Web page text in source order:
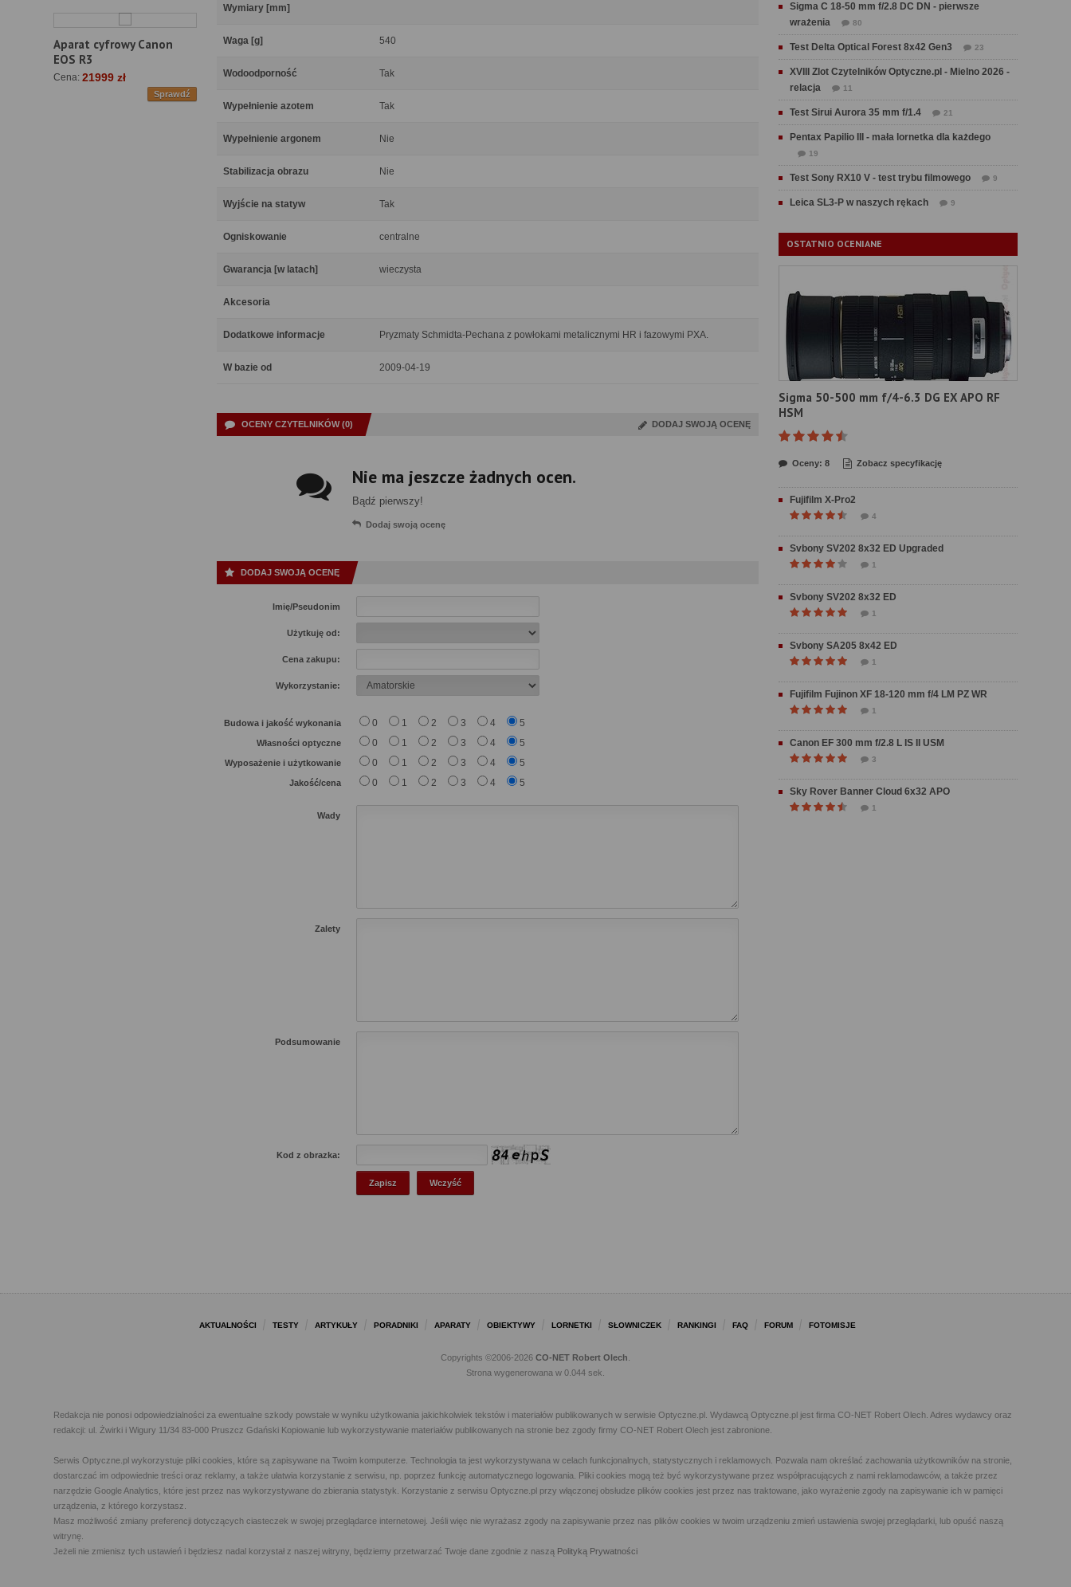
Aparat cyfrowy Canon
EOS R3
Cena: 21999 zł
Sprawdź
Wymiary [mm]
Waga [g] 540
Wodoodporność Tak
Wypełnienie azotem Tak
Wypełnienie argonem Nie
Stabilizacja obrazu Nie
Wyjście na statyw Tak
Ogniskowanie centralne
Gwarancja [w latach] wieczysta
Akcesoria
Dodatkowe informacje Pryzmaty Schmidta-Pechana z powłokami metalicznymi HR i fazowymi PXA.
W bazie od 2009-04-19
OCENY CZYTELNIKÓW (0) DODAJ SWOJĄ OCENĘ
Nie ma jeszcze żadnych ocen.
Bądź pierwszy!
Dodaj swoją ocenę
DODAJ SWOJĄ OCENĘ
Imię/Pseudonim
Użytkuję od:
Cena zakupu:
Wykorzystanie:
Budowa i jakość wykonania 0 1 2 3 4 5
Własności optyczne 0 1 2 3 4 5
Wyposażenie i użytkowanie 0 1 2 3 4 5
Jakość/cena 0 1 2 3 4 5
Wady
Zalety
Podsumowanie
Kod z obrazka:
Sigma C 18-50 mm f/2.8 DC DN - pierwsze
wrażenia
80
Test Delta Optical Forest 8x42 Gen3 23
XVIII Zlot Czytelników Optyczne.pl - Mielno 2026 -
relacja
11
Test Sirui Aurora 35 mm f/1.4 21
Pentax Papilio III - mała lornetka dla każdego
19
Test Sony RX10 V - test trybu filmowego 9
Leica SL3-P w naszych rękach 9
OSTATNIO OCENIANE
Sigma 50-500 mm f/4-6.3 DG EX APO RF
HSM
Oceny: 8 Zobacz specyfikację
Fujifilm X-Pro2
4
Svbony SV202 8x32 ED Upgraded
1
Svbony SV202 8x32 ED
1
Svbony SA205 8x42 ED
1
Fujifilm Fujinon XF 18-120 mm f/4 LM PZ WR
1
Canon EF 300 mm f/2.8 L IS II USM
3
Sky Rover Banner Cloud 6x32 APO
1
AKTUALNOŚCI TESTY ARTYKUŁY PORADNIKI APARATY OBIEKTYWY LORNETKI SŁOWNICZEK RANKINGI FAQ FORUM FOTOMISJE
Copyrights ©2006-2026 CO-NET Robert Olech
Strona wygenerowana w 0.044 sek.
Redakcja nie ponosi odpowiedzialności za ewentualne szkody powstałe w wyniku użytkowania jakichkolwiek tekstów i materiałów publikowanych w serwisie Optyczne.pl. Wydawcą Optyczne.pl jest firma CO-NET Robert Olech. Adres wydawcy oraz
redakcji: ul. Żwirki i Wigury 11/34 83-000 Pruszcz Gdański Kopiowanie lub wykorzystywanie materiałów publikowanych na stronie bez zgody firmy CO-NET Robert Olech jest zabronione.
Serwis Optyczne.pl wykorzystuje pliki cookies, które są zapisywane na Twoim komputerze. Technologia ta jest wykorzystywana w celach funkcjonalnych, statystycznych i reklamowych. Pozwala nam określać zachowania użytkowników na stronie,
dostarczać im odpowiednie treści oraz reklamy, a także ułatwia korzystanie z serwisu, np. poprzez funkcję automatycznego logowania. Pliki cookies mogą też być wykorzystywane przez współpracujących z nami reklamodawców, a także przez
narzędzie Google Analytics, które jest przez nas wykorzystywane do zbierania statystyk. Korzystanie z serwisu Optyczne.pl przy włączonej obsłudze plików cookies jest przez nas traktowane, jako wyrażenie zgody na zapisywanie ich w pamięci
urządzenia, z którego korzystasz.
Masz możliwość zmiany preferencji dotyczących ciasteczek w swojej przeglądarce internetowej. Jeśli więc nie wyrażasz zgody na zapisywanie przez nas plików cookies w twoim urządzeniu zmień ustawienia swojej przeglądarki, lub opuść naszą
witrynę.
Jeżeli nie zmienisz tych ustawień i będziesz nadal korzystał z naszej witryny, będziemy przetwarzać Twoje dane zgodnie z naszą Polityką Prywatności